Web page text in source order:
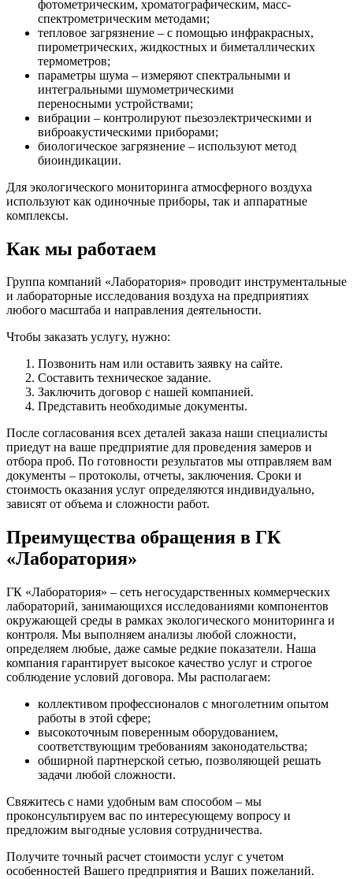
фотометрическим, хроматографическим, масс-
спектрометрическим методами;
тепловое загрязнение – с помощью инфракрасных,
пирометрических, жидкостных и биметаллических
термометров;
параметры шума – измеряют спектральными и
интегральными шумометрическими
переносными устройствами;
вибрации – контролируют пьезоэлектрическими и
виброакустическими приборами;
биологическое загрязнение – используют метод
биоиндикации.
Для экологического мониторинга атмосферного воздуха
используют как одиночные приборы, так и аппаратные
комплексы.
Как мы работаем
Группа компаний «Лаборатория» проводит инструментальные
и лабораторные исследования воздуха на предприятиях
любого масштаба и направления деятельности.
Чтобы заказать услугу, нужно:
Позвонить нам или оставить заявку на сайте.
Составить техническое задание.
Заключить договор с нашей компанией.
Представить необходимые документы.
После согласования всех деталей заказа наши специалисты
приедут на ваше предприятие для проведения замеров и
отбора проб. По готовности результатов мы отправляем вам
документы – протоколы, отчеты, заключения. Сроки и
стоимость оказания услуг определяются индивидуально,
зависят от объема и сложности работ.
Преимущества обращения в ГК
«Лаборатория»
ГК «Лаборатория» – сеть негосударственных коммерческих
лабораторий, занимающихся исследованиями компонентов
окружающей среды в рамках экологического мониторинга и
контроля. Мы выполняем анализы любой сложности,
определяем любые, даже самые редкие показатели. Наша
компания гарантирует высокое качество услуг и строгое
соблюдение условий договора. Мы располагаем:
коллективом профессионалов с многолетним опытом
работы в этой сфере;
высокоточным поверенным оборудованием,
соответствующим требованиям законодательства;
обширной партнерской сетью, позволяющей решать
задачи любой сложности.
Свяжитесь с нами удобным вам способом – мы
проконсультируем вас по интересующему вопросу и
предложим выгодные условия сотрудничества.
Получите точный расчет стоимости услуг с учетом
особенностей Вашего предприятия и Ваших пожеланий.